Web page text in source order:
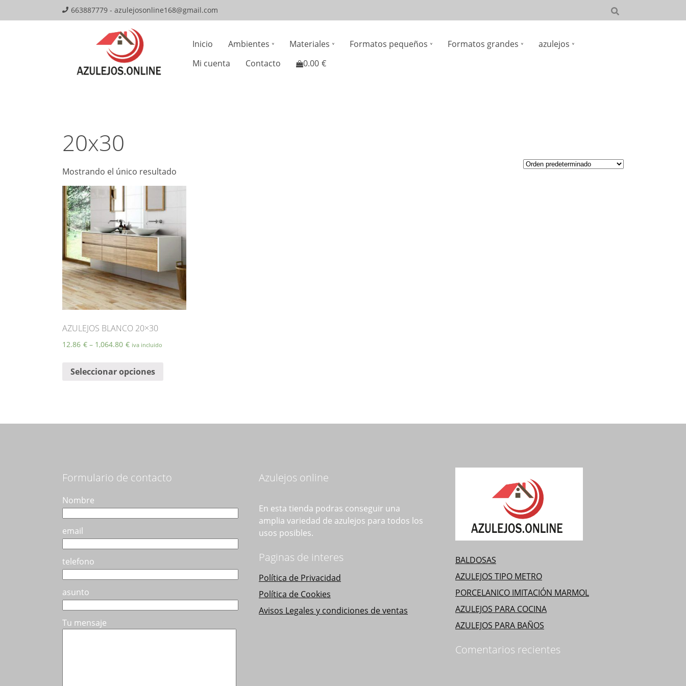
to
663887779 - azulejosonline168@gmail.com
Navigation
Inicio Ambientes Materiales Formatos pequeños Formatos grandes
azulejos
Mi cuenta
Contacto 0.00 €
20x30
Mostrando el único resultado
AZULEJOS BLANCO 20×30
12.86 € – 1,064.80 € iva incluido
Seleccionar opciones
Las
en
página
de
Formulario de contacto
Nombre
email
telefono
asunto
Tu mensaje
Azulejos online
En esta tienda podras conseguir una
amplia variedad de azulejos para todos los
usos posibles.
Paginas de interes
Política de Privacidad
Política de Cookies
Avisos Legales y condiciones de ventas
BALDOSAS
AZULEJOS TIPO METRO
PORCELANICO IMITACIÓN MARMOL
AZULEJOS PARA COCINA
AZULEJOS PARA BAÑOS
Comentarios recientes